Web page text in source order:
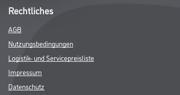
Rechtliches
AGB
Nutzungsbedingungen
Logistik- und Servicepreisliste
Impressum
Datenschutz